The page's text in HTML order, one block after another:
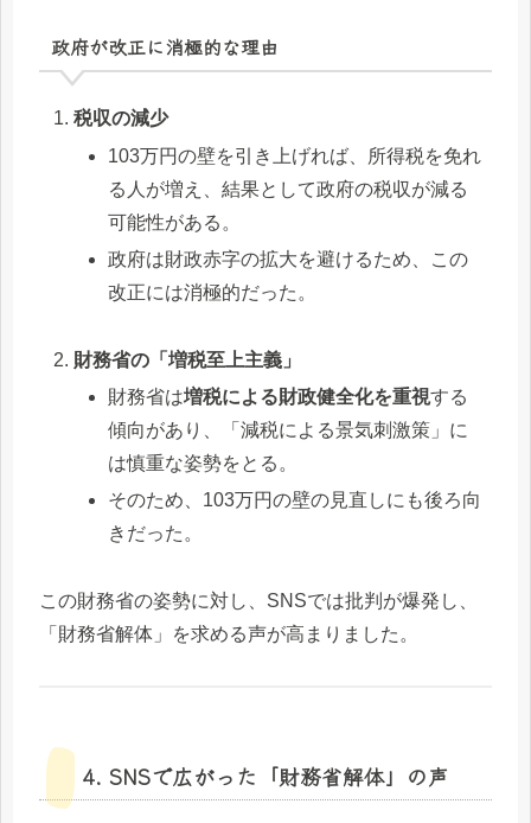
政府が改正に消極的な理由
税収の減少
103万円の壁を引き上げれば、所得税を免れ
る人が増え、結果として政府の税収が減る
可能性がある。
政府は財政赤字の拡大を避けるため、この
改正には消極的だった。
財務省の「増税至上主義」
財務省は増税による財政健全化を重視する
傾向があり、「減税による景気刺激策」に
は慎重な姿勢をとる。
そのため、103万円の壁の見直しにも後ろ向
きだった。
この財務省の姿勢に対し、SNSでは批判が爆発し、
「財務省解体」を求める声が高まりました。
4. SNSで広がった「財務省解体」の声